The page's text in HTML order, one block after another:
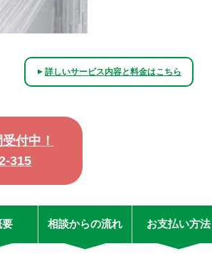
▲詳しいサービス内容と料金はこちら
付中！
315
要 相談からの流れ お支払い方法